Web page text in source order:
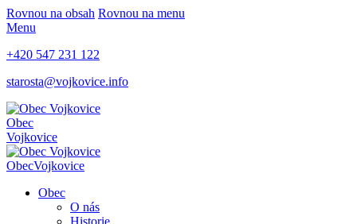
Rovnou na obsah Rovnou na menu
Menu
+420 547 231 122
starosta@vojkovice.info
Obec
Vojkovice
ObecVojkovice
Obec
O nás
Historie